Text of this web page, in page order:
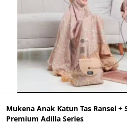
Mukena Anak Katun Tas Ransel +
Premium Adilla Series